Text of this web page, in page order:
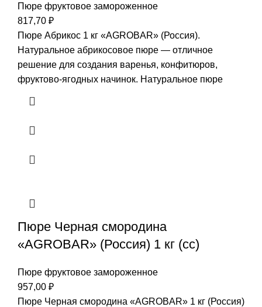
Пюре фруктовое замороженное
817,70 ₽
Пюре Абрикос 1 кг «AGROBAR» (Россия).
Натуральное абрикосовое пюре — отличное
решение для создания варенья, конфитюров,
фруктово-ягодных начинок. Натуральное пюре
Пюре Черная смородина
«AGROBAR» (Россия) 1 кг (сс)
Пюре фруктовое замороженное
957,00 ₽
Пюре Черная смородина «AGROBAR» 1 кг (Россия)